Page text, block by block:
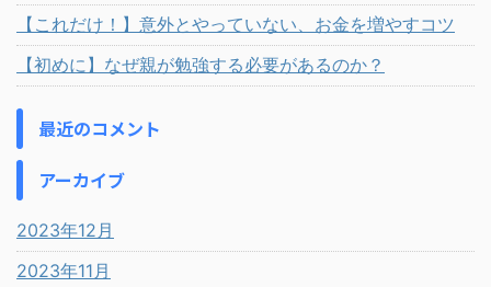
【これだけ！】意外とやっていない、お金を増やすコツ
【初めに】なぜ親が勉強する必要があるのか？
最近のコメント
アーカイブ
2023年12月
2023年11月